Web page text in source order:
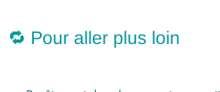
🔁 Pour aller plus loin